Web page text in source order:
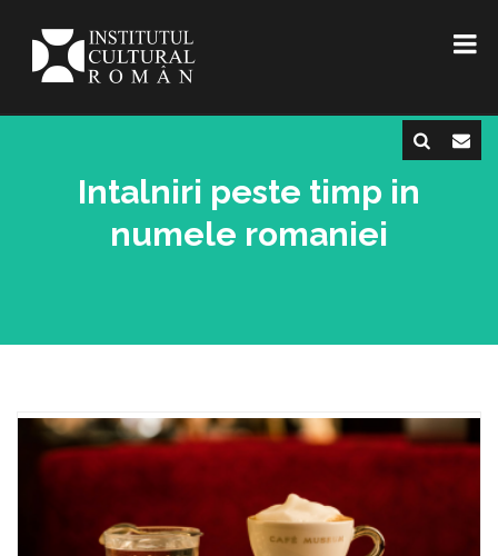
Intalniri peste timp in
numele romaniei